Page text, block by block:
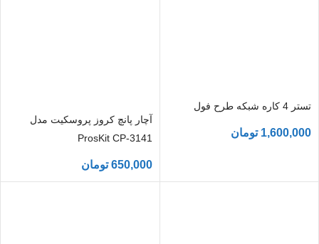
تستر 4 کاره شبکه طرح فول
1,600,000 تومان
آچار پانچ کروز پروسکیت مدل
ProsKit CP-3141
650,000 تومان